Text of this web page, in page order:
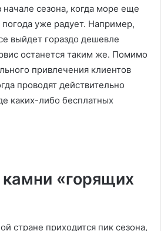
начале сезона, когда море еще
уже радует. Например,
выйдет гораздо дешевле
останется таким же. Помимо
привлечения клиентов
проводят действительно
каких-либо бесплатных
«горящих
стране приходится пик сезона,